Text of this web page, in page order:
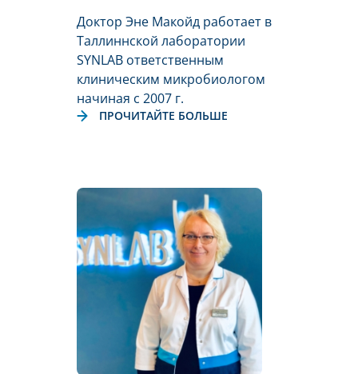
Доктор Эне Макойд работает в
Таллиннской лаборатории
SYNLAB ответственным
клиническим микробиологом
начиная с 2007 г.
ПРОЧИТАЙТЕ БОЛЬШЕ